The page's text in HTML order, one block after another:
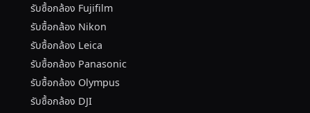
รับซื้อกล้อง Fujifilm
รับซื้อกล้อง Nikon
รับซื้อกล้อง Leica
รับซื้อกล้อง Panasonic
รับซื้อกล้อง Olympus
รับซื้อกล้อง DJI